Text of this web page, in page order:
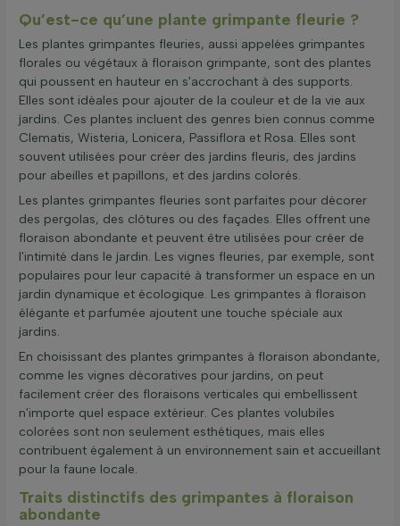
Qu’est-ce qu’une plante grimpante fleurie ?
Les plantes grimpantes fleuries, aussi appelées grimpantes
florales ou végétaux à floraison grimpante, sont des plantes
qui poussent en hauteur en s'accrochant à des supports.
Elles sont idéales pour ajouter de la couleur et de la vie aux
jardins. Ces plantes incluent des genres bien connus comme
Clematis, Wisteria, Lonicera, Passiflora et Rosa. Elles sont
souvent utilisées pour créer des jardins fleuris, des jardins
pour abeilles et papillons, et des jardins colorés.
Les plantes grimpantes fleuries sont parfaites pour décorer
des pergolas, des clôtures ou des façades. Elles offrent une
floraison abondante et peuvent être utilisées pour créer de
l'intimité dans le jardin. Les vignes fleuries, par exemple, sont
populaires pour leur capacité à transformer un espace en un
jardin dynamique et écologique. Les grimpantes à floraison
élégante et parfumée ajoutent une touche spéciale aux
jardins.
En choisissant des plantes grimpantes à floraison abondante,
comme les vignes décoratives pour jardins, on peut
facilement créer des floraisons verticales qui embellissent
n'importe quel espace extérieur. Ces plantes volubiles
colorées sont non seulement esthétiques, mais elles
contribuent également à un environnement sain et accueillant
pour la faune locale.
Traits distinctifs des grimpantes à floraison
abondante